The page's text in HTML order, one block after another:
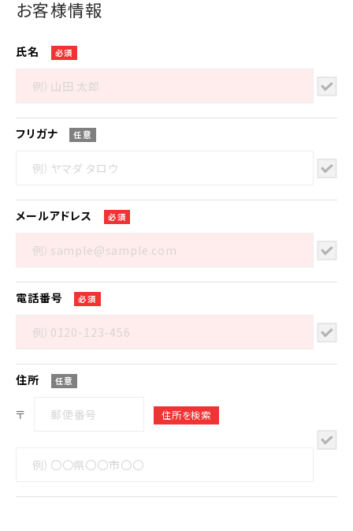
お客様情報
氏名 必須
フリガナ 任意
メールアドレス 必須
電話番号 必須
住所 任意
〒